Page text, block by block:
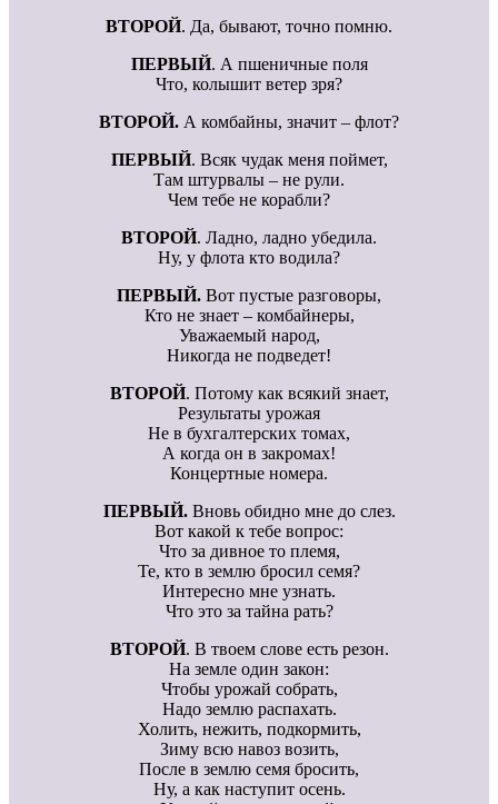
ВТОРОЙ. Да, бывают, точно помню.
ПЕРВЫЙ. А пшеничные поля
Что, колышит ветер зря?
ВТОРОЙ. А комбайны, значит – флот?
ПЕРВЫЙ. Всяк чудак меня поймет,
Там штурвалы – не рули.
Чем тебе не корабли?
ВТОРОЙ. Ладно, ладно убедила.
Ну, у флота кто водила?
ПЕРВЫЙ. Вот пустые разговоры,
Кто не знает – комбайнеры,
Уважаемый народ,
Никогда не подведет!
ВТОРОЙ. Потому как всякий знает,
Результаты урожая
Не в бухгалтерских томах,
А когда он в закромах!
Концертные номера.
ПЕРВЫЙ.Вновь обидно мне до слез.
Вот какой к тебе вопрос:
Что за дивное то племя,
Те, кто в землю бросил семя?
Интересно мне узнать.
Что это за тайна рать?
ВТОРОЙ. В твоем слове есть резон.
На земле один закон:
Чтобы урожай собрать,
Надо землю распахать.
Холить, нежить, подкормить,
Зиму всю навоз возить,
После в землю семя бросить,
Ну, а как наступит осень.